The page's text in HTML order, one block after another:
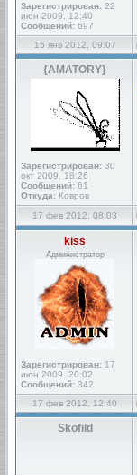
Зарегистрирован: 22
июн 2009, 12:40
Сообщений: 697
15 янв 2012, 09:07
{AMATORY}
Зарегистрирован: 30
окт 2009, 18:26
Сообщений: 61
Откуда: Ковров
17 фев 2012, 08:03
kiss
Администратор
Зарегистрирован: 17
июн 2009, 20:02
Сообщений: 342
17 фев 2012, 12:40
Skofild